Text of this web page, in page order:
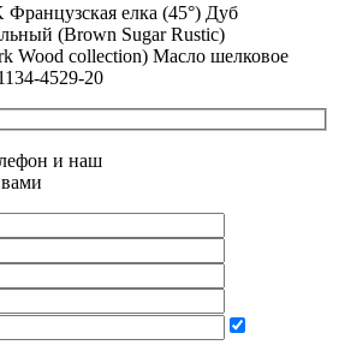
елка (45°) Дуб
(Brown Sugar Rustic)
Wood collection) Масло шелковое
4529-20
и наш